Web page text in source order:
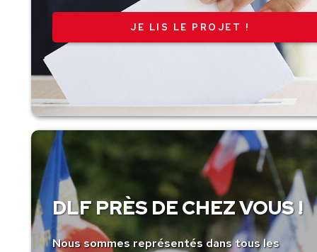
JE LIS LE PROJET !
DLF PRÈS DE CHEZ VOUS !
Nous sommes représentés dans tous les